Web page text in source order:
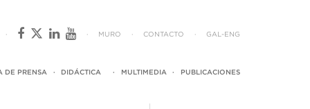
· · MURO · CONTACTO · GAL- ENG
DE PRENSA · DIDÁCTICA · MULTIMEDIA · PUBLICACIONES